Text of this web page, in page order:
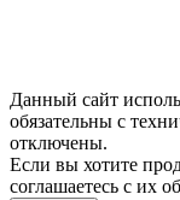
Данный сайт
обязательны с
отключены.
Если вы хотите
соглашаетесь с их